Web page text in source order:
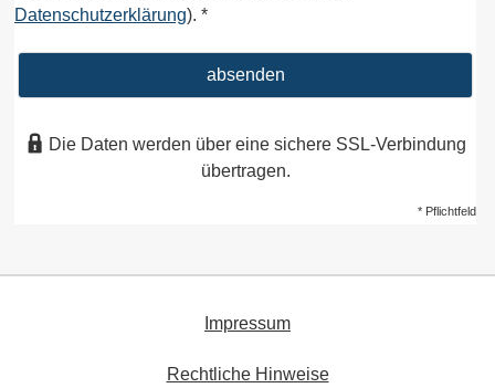
Datenschutzerklärung). *
absenden
Die Daten werden über eine sichere SSL-Verbindung
übertragen.
* Pflichtfeld
Impressum
Rechtliche Hinweise